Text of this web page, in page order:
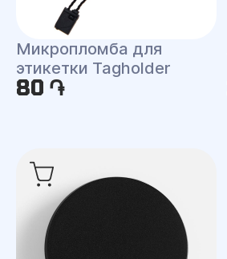
Микропломба для
этикетки Tagholder
80 ֏